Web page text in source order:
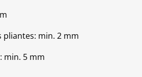
pliantes: min. 2 mm
min. 5 mm